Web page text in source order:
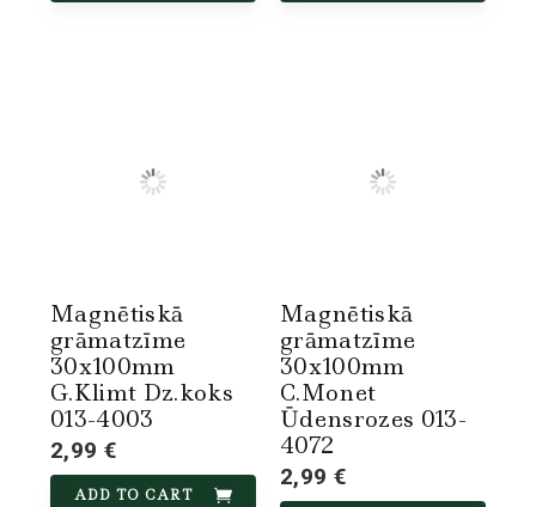
Magnētiskā
grāmatzīme
30x100mm
G.Klimt Dz.koks
013-4003
2,99 €
ADD TO CART
Magnētiskā
grāmatzīme
30x100mm
C.Monet
Ūdensrozes 013-
4072
2,99 €